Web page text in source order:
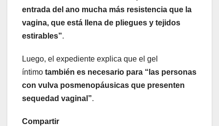
entrada del ano mucha más resistencia que la
vagina, que está llena de pliegues y tejidos
estirables”.
Luego, el expediente explica que el gel
íntimo también es necesario para “las personas
con vulva posmenopáusicas que presenten
sequedad vaginal”.
Compartir